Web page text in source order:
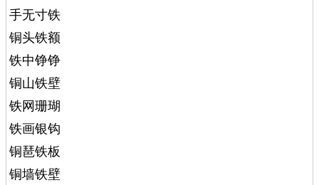
手无寸铁
铜头铁额
铁中铮铮
铜山铁壁
铁网珊瑚
铁画银钩
铜琶铁板
铜墙铁壁